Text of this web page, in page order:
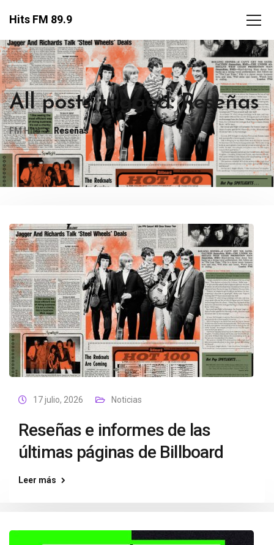
Hits FM 89.9
All posts tagged: Reseñas
FM Hits Reseñas
17 julio, 2026 Noticias
Reseñas e informes de las
últimas páginas de Billboard
Leer más